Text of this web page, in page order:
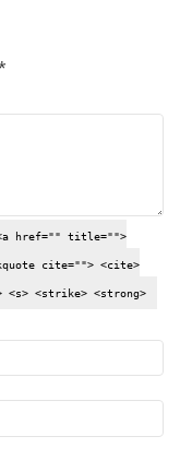
href="" title="">
cite=""> <cite>
<s> <strike> <strong>